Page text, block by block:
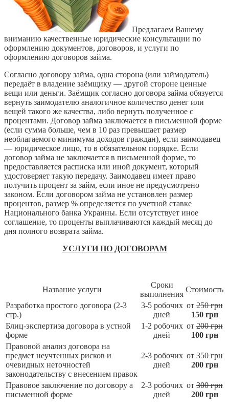
Предлагаем Вашему
вниманию качественные юридические консультации по
оформлению документов, договоров, и услуги по
оформлению договоров займа.
Согласно договору займа, одна сторона (или займодатель)
передаёт в владение заёмщику — другой стороне ценные
вещи или деньги. Заёмщик согласно договора займа обязуется
вернуть заимодателю аналогичное количество денег или
вещей такого же качества, либо вернуть полученное с
процентами. Договор займа заключается в письменной форме
(если сумма больше, чем в 10 раз превышает размер
необлагаемого минимума доходов граждан), если заимодавец
— юридическое лицо, то в обязательном порядке. Если
договор займа не заключается в письменной форме, то
предоставляется расписка или иной документ, который
удостоверяет такую передачу. Заимодавец имеет право
получить процент за займ, если иное не предусмотрено
законом. Если договором займа не установлен размер
процентов, размер % определяется по учетной ставке
Национального банка Украины. Если отсутствует иное
соглашение, то проценты выплачиваются каждый месяц до
дня полного возврата займа.
УСЛУГИ ПО ДОГОВОРАМ
Название услуги
Сроки
выполнения
Стоимость
Разработка простого договора (2-3
стр.)
3-5 робочих
дней
от250 грн
150 грн
Блиц-экспертиза договора в устной
форме
1-2 робочих
дней
от200 грн
100 грн
Правовой анализ договора на
предмет неучтенных рисков и
очевидных неточностей
законодательству с внесением правок
2-3 робочих
дней
от350 грн
200 грн
Правовое заключение по договору а
письменной форме
2-3 робочих
дней
от300 грн
200 грн